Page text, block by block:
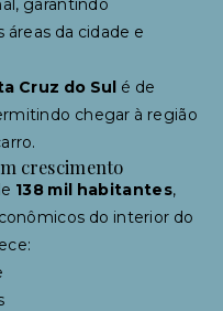
garantindo
da cidade e
Cruz do Sul é de
chegar à região
crescimento
138 mil habitantes,
do interior do